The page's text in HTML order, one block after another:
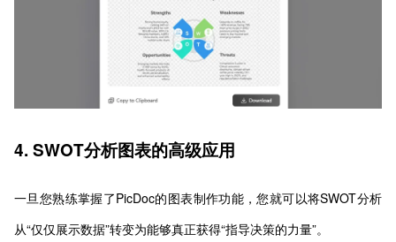
4. SWOT分析图表的高级应用
一旦您熟练掌握了PicDoc的图表制作功能，您就可以将SWOT分析
从“仅仅展示数据”转变为能够真正获得“指导决策的力量”。